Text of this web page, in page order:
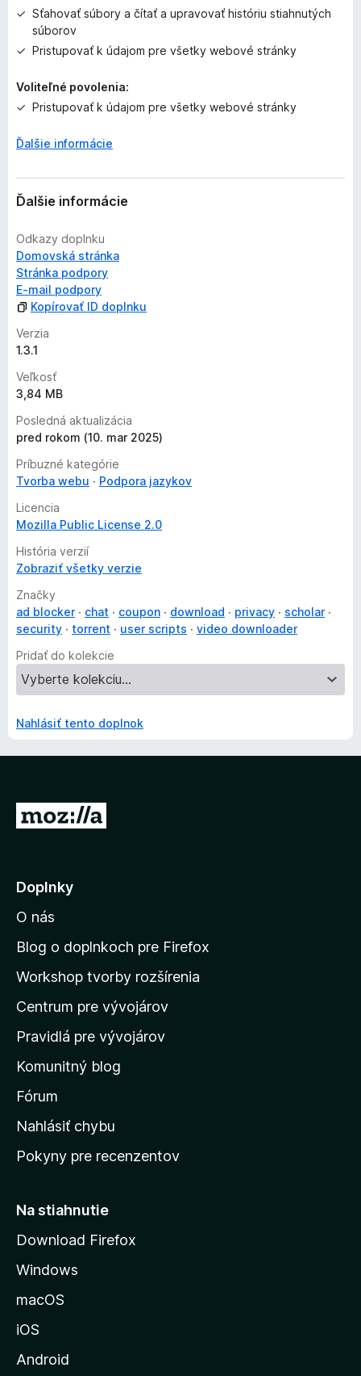
o
o
d
o
ý
Sťahovať súbory a čítať a upravovať históriu stiahnutých
súborov
Pristupovať k údajom pre všetky webové stránky
Voliteľné povolenia:
Pristupovať k údajom pre všetky webové stránky
Ďalšie informácie
Ďalšie informácie
Odkazy doplnku
Domovská stránka
Stránka podpory
E‑mail podpory
Kopírovať ID doplnku
Verzia
1.3.1
Veľkosť
3,84 MB
Posledná aktualizácia
pred rokom (10. mar 2025)
Príbuzné kategórie
Tvorba webu
Podpora jazykov
Licencia
Mozilla Public License 2.0
História verzií
Zobraziť všetky verzie
Značky
ad blocker
chat coupon download privacy
scholar
security
torrent user scripts
video downloader
Pridať do kolekcie
Nahlásiť tento doplnok
P
j
ť
n
d
o
m
v
s
k
s
r
n
k
o
z
Doplnky
O nás
Blog o doplnkoch pre Firefox
Workshop tvorby rozšírenia
Centrum pre vývojárov
Pravidlá pre vývojárov
Komunitný blog
Fórum
Nahlásiť chybu
Pokyny pre recenzentov
Na stiahnutie
Download Firefox
Windows
macOS
iOS
Android